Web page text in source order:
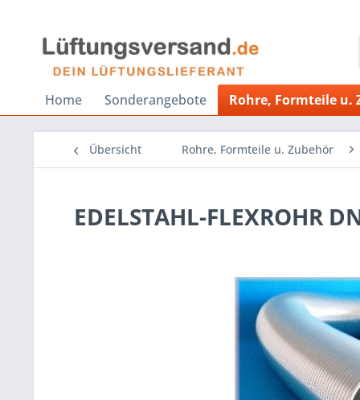
Home Sonderangebote Rohre, Formteile u.
Übersicht Rohre, Formteile u. Zubehör
EDELSTAHL-FLEXROHR